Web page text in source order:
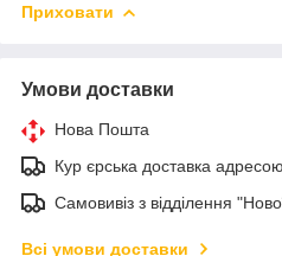
Приховати
Умови доставки
Нова Пошта
Кур єрська доставка адресою
Самовивіз з відділення
Всі умови доставки